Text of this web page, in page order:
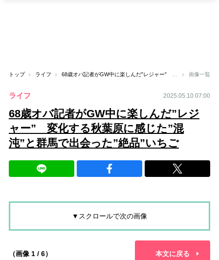
トップ ライフ 画像一覧
ライフ 2025.05.10 07:00
68歳オバ記者がGW中に楽しんだ”レジ
ャー” 変化する秋葉原に感じた”混
沌”と群馬で出会った”絶品”いちご
▼スクロールで次の画像
（画像 1 / 6） 本文に戻る